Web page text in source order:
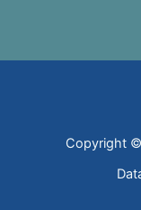
Copyright ©